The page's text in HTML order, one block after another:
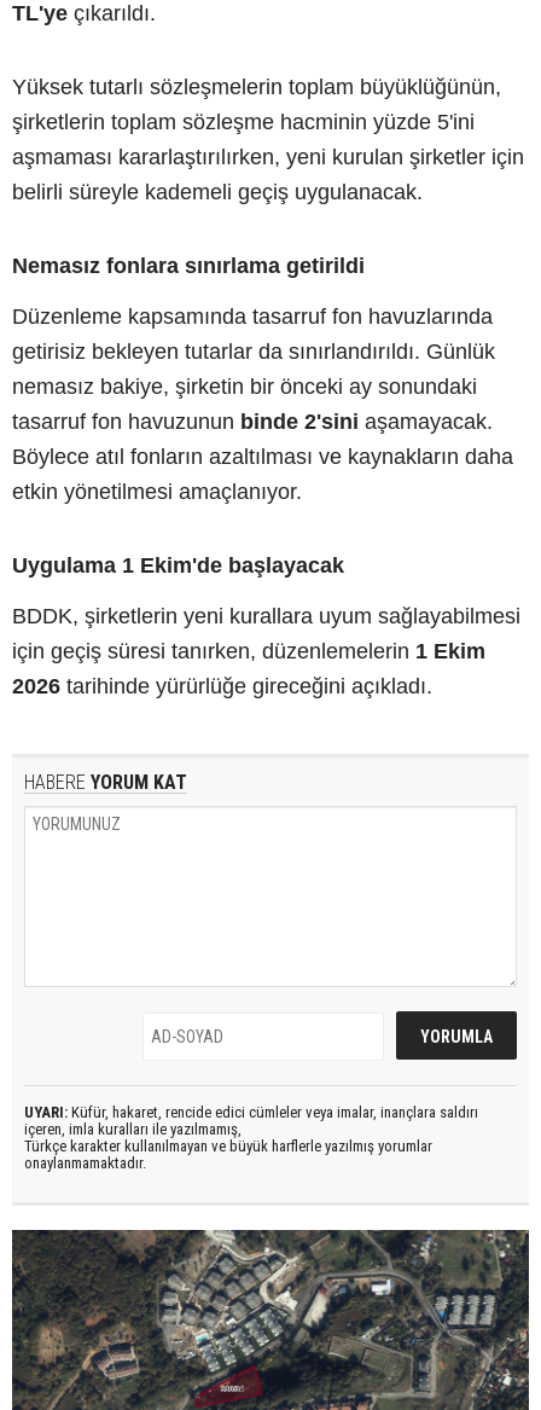
TL'ye çıkarıldı.
Yüksek tutarlı sözleşmelerin toplam büyüklüğünün,
şirketlerin toplam sözleşme hacminin yüzde 5'ini
aşmaması kararlaştırılırken, yeni kurulan şirketler için
belirli süreyle kademeli geçiş uygulanacak.
Nemasız fonlara sınırlama getirildi
Düzenleme kapsamında tasarruf fon havuzlarında
getirisiz bekleyen tutarlar da sınırlandırıldı. Günlük
nemasız bakiye, şirketin bir önceki ay sonundaki
tasarruf fon havuzunun binde 2'sini aşamayacak.
Böylece atıl fonların azaltılması ve kaynakların daha
etkin yönetilmesi amaçlanıyor.
Uygulama 1 Ekim'de başlayacak
BDDK, şirketlerin yeni kurallara uyum sağlayabilmesi
için geçiş süresi tanırken, düzenlemelerin 1 Ekim
2026 tarihinde yürürlüğe gireceğini açıkladı.
HABERE YORUM KAT
UYARI: Küfür, hakaret, rencide edici cümleler veya imalar, inançlara saldırı
içeren, imla kuralları ile yazılmamış,
Türkçe karakter kullanılmayan ve büyük harflerle yazılmış yorumlar
onaylanmamaktadır.